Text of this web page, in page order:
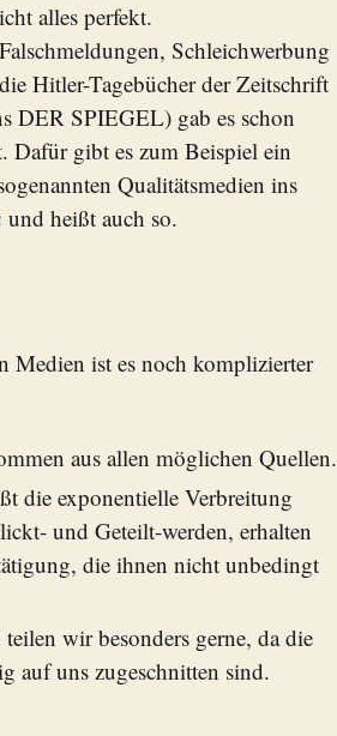
alles perfekt.
Schleichwerbung
Hitler-Tagebücher der Zeitschrift
DER SPIEGEL) gab es schon
Dafür gibt es zum Beispiel ein
Qualitätsmedien ins
und heißt auch so.
Medien ist es noch komplizierter
aus allen möglichen Quellen.
die exponentielle Verbreitung
und Geteilt-werden, erhalten
die ihnen nicht unbedingt
wir besonders gerne, da die
auf uns zugeschnitten sind.